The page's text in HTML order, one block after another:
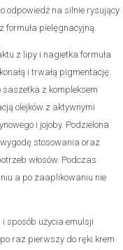
odpowiedź na silnie rysujący
formuła pielęgnacyjną.
z lipy i nagietka formuła
i trwałą pigmentację.
z kompleksem
olejków z aktywnymi
i jojoby. Podzielona
stosowania oraz
włosów. Podczas
a po zaaplikowaniu nie
sposób użycia emulsji
raz pierwszy do ręki krem